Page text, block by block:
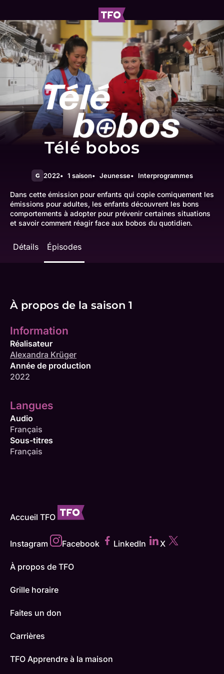
Télé bobos
G 2022 1 saison Jeunesse Interprogrammes
Dans cette émission pour enfants qui copie comiquement les
émissions pour adultes, les enfants découvrent les bons
comportements à adopter pour prévenir certaines situations
et savoir comment réagir face aux bobos du quotidien.
Détails Épisodes
À propos de la saison 1
Information
Réalisateur
Alexandra Krüger
Année de production
2022
Langues
Audio
Français
Sous-titres
Français
Accueil TFO
Instagram Facebook LinkedIn X
À propos de TFO
Grille horaire
Faites un don
Carrières
TFO Apprendre à la maison